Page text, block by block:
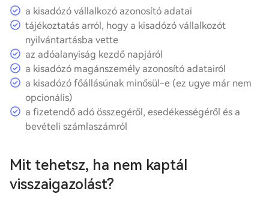
a kisadózó vállalkozó azonosító adatai
tájékoztatás arról, hogy a kisadózó vállalkozót
nyilvántartásba vette
az adóalanyiság kezdő napjáról
a kisadózó magánszemély azonosító adatairól
a kisadózó főállásúnak minősül-e (ez ugye már nem
opcionális)
a fizetendő adó összegéről, esedékességéről és a
bevételi számlaszámról
Mit tehetsz, ha nem kaptál
visszaigazolást?